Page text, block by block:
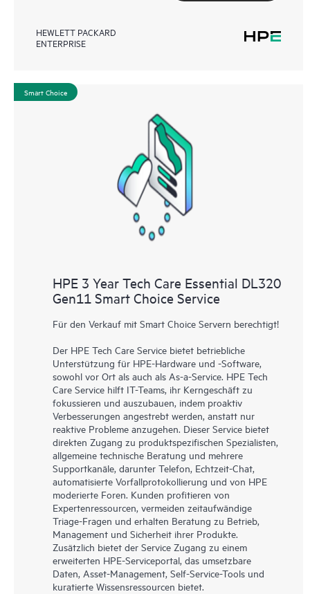
HEWLETT PACKARD
ENTERPRISE
Smart Choice
HPE 3 Year Tech Care Essential DL320
Gen11 Smart Choice Service
Für den Verkauf mit Smart Choice Servern berechtigt!
Der HPE Tech Care Service bietet betriebliche
Unterstützung für HPE-Hardware und -Software,
sowohl vor Ort als auch als As-a-Service. HPE Tech
Care Service hilft IT-Teams, ihr Kerngeschäft zu
fokussieren und auszubauen, indem proaktiv
Verbesserungen angestrebt werden, anstatt nur
reaktive Probleme anzugehen. Dieser Service bietet
direkten Zugang zu produktspezifischen Spezialisten,
allgemeine technische Beratung und mehrere
Supportkanäle, darunter Telefon, Echtzeit-Chat,
automatisierte Vorfallprotokollierung und von HPE
moderierte Foren. Kunden profitieren von
Expertenressourcen, vermeiden zeitaufwändige
Triage-Fragen und erhalten Beratung zu Betrieb,
Management und Sicherheit ihrer Produkte.
Zusätzlich bietet der Service Zugang zu einem
erweiterten HPE-Serviceportal, das umsetzbare
Daten, Asset-Management, Self-Service-Tools und
kuratierte Wissensressourcen bietet.